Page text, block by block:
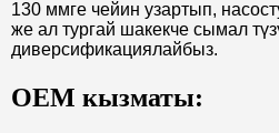
130 ммге чейин узартып,
же ал тургай шакекче сымал
диверсификациялайбыз.
OEM кызматы: